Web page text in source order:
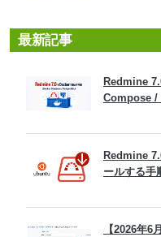
最新記事
Redmine
Compose /
Redmine
ールする手
【2026年